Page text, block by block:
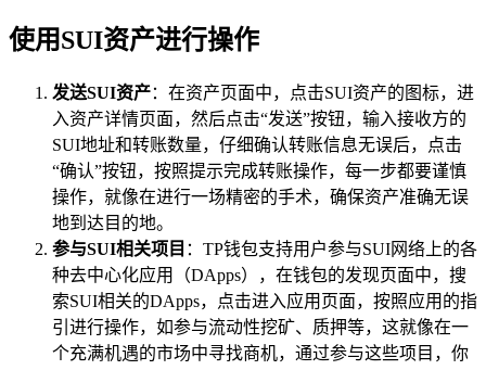
使用SUI资产进行操作
发送SUI资产：在资产页面中，点击SUI资产的图标，进
入资产详情页面，然后点击“发送”按钮，输入接收方的
SUI地址和转账数量，仔细确认转账信息无误后，点击
“确认”按钮，按照提示完成转账操作，每一步都要谨慎
操作，就像在进行一场精密的手术，确保资产准确无误
地到达目的地。
参与SUI相关项目 ：TP钱包支持用户参与SUI网络上的各
种去中心化应用（DApps），在钱包的发现页面中，搜
索SUI相关的DApps，点击进入应用页面，按照应用的指
引进行操作，如参与流动性挖矿、质押等，这就像在一
个充满机遇的市场中寻找商机，通过参与这些项目，你